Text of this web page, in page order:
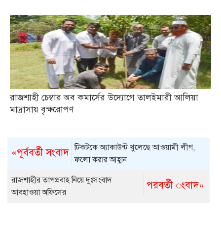
রাজশাহী চেম্বার অব কমার্সের উদ্যোগে তালইমারী আলিয়া
মাদ্রাসায় বৃক্ষরোপণ
«পূর্ববর্তী সংবাদ টিকটকে অ্যাকাউন্ট খুলেছে আওয়ামী লীগ,
ফলো করার আহ্বান
পরবর্তী ংবাদ»
রাজশাহীর তাপপ্রবাহ নিয়ে দুঃসংবাদ
আবহাওয়া অফিসের